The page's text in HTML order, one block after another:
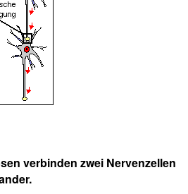
verbinden zwei Nervenzellen